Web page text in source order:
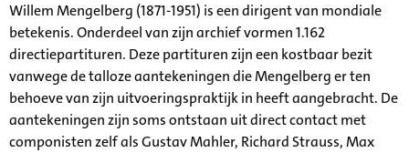
Willem Mengelberg (1871-1951) is een dirigent van mondiale
betekenis. Onderdeel van zijn archief vormen 1.162
directiepartituren. Deze partituren zijn een kostbaar bezit
vanwege de talloze aantekeningen die Mengelberg er ten
behoeve van zijn uitvoeringspraktijk in heeft aangebracht. De
aantekeningen zijn soms ontstaan uit direct contact met
componisten zelf als Gustav Mahler, Richard Strauss, Max